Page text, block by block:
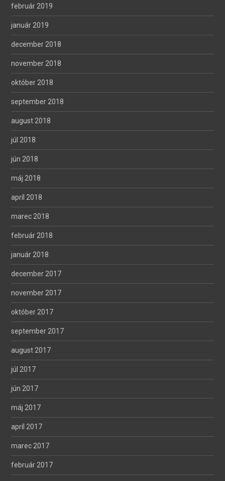
február 2019
január 2019
december 2018
november 2018
október 2018
september 2018
august 2018
júl 2018
jún 2018
máj 2018
apríl 2018
marec 2018
február 2018
január 2018
december 2017
november 2017
október 2017
september 2017
august 2017
júl 2017
jún 2017
máj 2017
apríl 2017
marec 2017
február 2017